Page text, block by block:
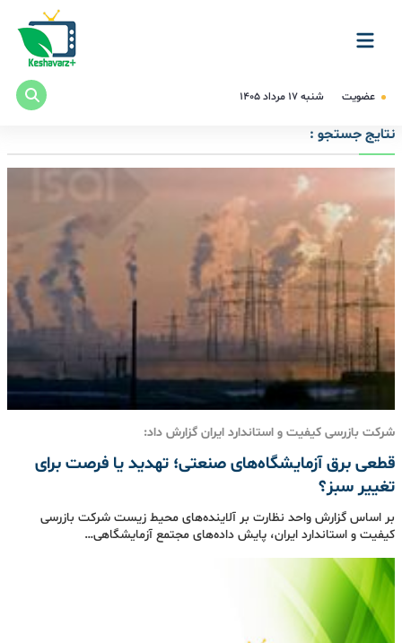
عضویت شنبه ۱۷ مرداد ۱۴۰۵
نتایج جستجو :
شرکت بازرسی کیفیت و استاندارد ایران گزارش داد:
قطعی برق آزمایشگاه‌های صنعتی؛ تهدید یا فرصت برای
تغییر سبز؟
بر اساس گزارش واحد نظارت بر آلاینده‌های محیط زیست شرکت بازرسی
کیفیت و استاندارد ایران، پایش داده‌های مجتمع آزمایشگاهی…